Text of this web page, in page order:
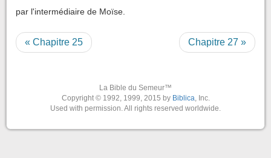
par l'intermédiaire de Moïse.
« Chapitre 25 Chapitre 27 »
La Bible du Semeur™
Copyright © 1992, 1999, 2015 by Biblica, Inc.
Used with permission. All rights reserved worldwide.